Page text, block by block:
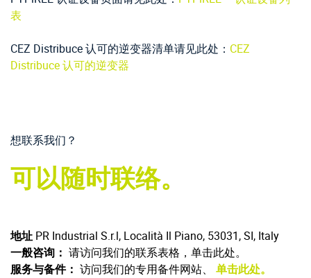
表
CEZ Distribuce 认可的逆变器清单请见此处： CEZ
Distribuce 认可的逆变器
想联系我们？
可以随时联络。
地址 PR Industrial S.r.l, Località Il Piano, 53031, SI, Italy
一般咨询： 请访问我们的联系表格，单击此处。
服务与备件： 访问我们的专用备件网站、 单击此处。